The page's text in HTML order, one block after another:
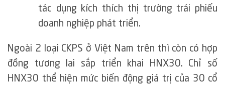
tác dụng kích thích thị trường trái phiếu
doanh nghiệp phát triển.
Ngoài 2 loại CKPS ở Việt Nam trên thì còn có hợp
đồng tương lai sắp triển khai HNX30. Chỉ số
HNX30 thể hiện mức biến động giá trị của 30 cổ